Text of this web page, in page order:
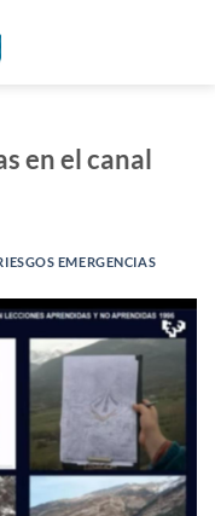
en el canal
EMERGENCIAS